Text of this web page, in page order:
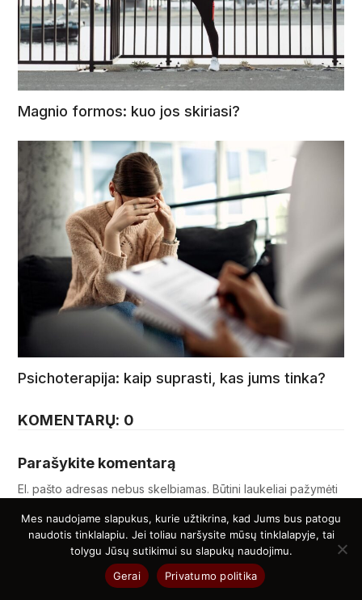
Magnio formos: kuo jos skiriasi?
Psichoterapija: kaip suprasti, kas jums tinka?
KOMENTARŲ: 0
Parašykite komentarą
El. pašto adresas nebus skelbiamas. Būtini laukeliai pažymėti
Vardas*
Mes naudojame slapukus, kurie užtikrina, kad Jums bus patogu
naudotis tinklalapiu. Jei toliau naršysite mūsų tinklalapyje, tai
tolygu Jūsų sutikimui su slapukų naudojimu.
Gerai
Privatumo politika